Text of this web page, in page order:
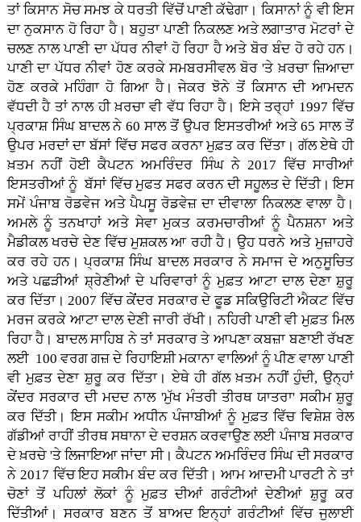
ਤਾਂ ਕਿਸਾਨ ਸੋਚ ਸਮਝ ਕੇ ਧਰਤੀ ਵਿੱਚੋਂ ਪਾਣੀ ਕੱਢੇਗਾ। ਕਿਸਾਨਾਂ ਨੂੰ ਵੀ ਇਸ
ਦਾ ਨੁਕਸਾਨ ਹੋ ਰਿਹਾ ਹੈ। ਬਹੁਤਾ ਪਾਣੀ ਨਿਕਲਣ ਅਤੇ ਲਗਾਤਾਰ ਮੋਟਰਾਂ ਦੇ
ਚਲਣ ਨਾਲ ਪਾਣੀ ਦਾ ਪੱਧਰ ਨੀਵਾਂ ਹੋ ਰਿਹਾ ਹੈ ਅਤੇ ਬੋਰ ਬੰਦ ਹੋ ਰਹੇ ਹਨ।
ਪਾਣੀ ਦਾ ਪੱਧਰ ਨੀਵਾਂ ਹੋਣ ਕਰਕੇ ਸਮਬਰਸੀਵਲ ਬੋਰ 'ਤੇ ਖ਼ਰਚਾ ਜ਼ਿਆਦਾ
ਹੋਣ ਕਰਕੇ ਮਹਿੰਗਾ ਹੋ ਗਿਆ ਹੈ। ਜੇਕਰ ਝੋਨੇ ਤੋਂ ਕਿਸਾਨ ਦੀ ਆਮਦਨ
ਵੱਧਦੀ ਹੈ ਤਾਂ ਨਾਲ ਹੀ ਖ਼ਰਚਾ ਵੀ ਵੱਧ ਰਿਹਾ ਹੈ। ਇਸੇ ਤਰ੍ਹਾਂ 1997 ਵਿੱਚ
ਪ੍ਰਕਾਸ਼ ਸਿੰਘ ਬਾਦਲ ਨੇ 60 ਸਾਲ ਤੋਂ ਉਪਰ ਇਸਤਰੀਆਂ ਅਤੇ 65 ਸਾਲ ਤੋਂ
ਉਪਰ ਮਰਦਾਂ ਦਾ ਬੱਸਾਂ ਵਿੱਚ ਸਫਰ ਕਰਨਾ ਮੁਫ਼ਤ ਕਰ ਦਿੱਤਾ। ਗੱਲ ਏਥੇ ਹੀ
ਖ਼ਤਮ ਨਹੀਂ ਹੋਈ ਕੈਪਟਨ ਅਮਰਿੰਦਰ ਸਿੰਘ ਨੇ 2017 ਵਿੱਚ ਸਾਰੀਆਂ
ਇਸਤਰੀਆਂ ਨੂੰ ਬੱਸਾਂ ਵਿੱਚ ਮੁਫਤ ਸਫਰ ਕਰਨ ਦੀ ਸਹੂਲਤ ਦੇ ਦਿੱਤੀ। ਇਸ
ਸਮੇਂ ਪੰਜਾਬ ਰੋਡਵੇਜ ਅਤੇ ਪੈਪਸੂ ਰੋਡਵੇਜ਼ ਦਾ ਦੀਵਾਲਾ ਨਿਕਲਣ ਵਾਲਾ ਹੈ।
ਅਮਲੇ ਨੂੰ ਤਨਖਾਹਾਂ ਅਤੇ ਸੇਵਾ ਮੁਕਤ ਕਰਮਚਾਰੀਆਂ ਨੂੰ ਪੈਨਸ਼ਨਾ ਅਤੇ
ਮੈਡੀਕਲ ਖਰਚੇ ਦੇਣ ਵਿੱਚ ਮੁਸ਼ਕਲ ਆ ਰਹੀ ਹੈ। ਉਹ ਧਰਨੇ ਅਤੇ ਮੁਜ਼ਾਹਰੇ
ਕਰ ਰਹੇ ਹਨ। ਪ੍ਰਕਾਸ਼ ਸਿੰਘ ਬਾਦਲ ਸਰਕਾਰ ਨੇ ਸਮਾਜ ਦੇ ਅਨੁਸੂਚਿਤ
ਅਤੇ ਪਛੜੀਆਂ ਸ਼੍ਰੇਣੀਆਂ ਦੇ ਪਰਿਵਾਰਾਂ ਨੂੰ ਮੁਫ਼ਤ ਆਟਾ ਦਾਲ ਦੇਣਾ ਸ਼ੁਰੂ
ਕਰ ਦਿੱਤਾ। 2007 ਵਿੱਚ ਕੇਂਂਦਰ ਸਰਕਾਰ ਦੇ ਫੂਡ ਸਕਿਉਰਿਟੀ ਐਕਟ ਵਿੱਚ
ਮਰਜ ਕਰਕੇ ਆਟਾ ਦਾਲ ਦੇਣੀ ਜਾਰੀ ਰੱਖੀ। ਨਹਿਰੀ ਪਾਣੀ ਵੀ ਮੁਫ਼ਤ ਮਿਲ
ਰਿਹਾ ਹੈ। ਬਾਦਲ ਸਾਹਿਬ ਨੇ ਤਾਂ ਸਰਕਾਰ ਤੇ ਆਪਣਾ ਕਬਜ਼ਾ ਬਣਾਈ ਰੱਖਣ
ਲਈ 100 ਵਰਗ ਗਜ਼ ਦੇ ਰਿਹਾਇਸ਼ੀ ਮਕਾਨਾ ਵਾਲਿਆਂ ਨੂੰ ਪੀਣ ਵਾਲਾ ਪਾਣੀ
ਵੀ ਮੁਫ਼ਤ ਦੇਣਾ ਸ਼ੁਰੂ ਕਰ ਦਿੱਤਾ। ਏਥੇ ਹੀ ਗੱਲ ਖ਼ਤਮ ਨਹੀਂ ਹੁੰਦੀ, ਉਨ੍ਹਾਂ
ਕੇਂਦਰ ਸਰਕਾਰ ਦੀ ਮਦਦ ਨਾਲ 'ਮੁੱਖ ਮੰਤਰੀ ਤੀਰਥ ਯਾਤਰਾ' ਸਕੀਮ ਸ਼ੁਰੂ
ਕਰ ਦਿੱਤੀ। ਇਸ ਸਕੀਮ ਅਧੀਨ ਪੰਜਾਬੀਆਂ ਨੂੰ ਮੁਫ਼ਤ ਵਿੱਚ ਵਿਸ਼ੇਸ਼ ਰੇਲ
ਗੱਡੀਆਂ ਰਾਹੀਂ ਤੀਰਥ ਸਥਾਨਾ ਦੇ ਦਰਸ਼ਨ ਕਰਵਾਉਣ ਲਈ ਪੰਜਾਬ ਸਰਕਾਰ
ਦੇ ਖ਼ਰਚੇ 'ਤੇ ਲਿਜਾਇਆ ਜਾਂਦਾ ਸੀ। ਕੈਪਟਨ ਅਮਰਿੰਦਰ ਸਿੰਘ ਦੀ ਸਰਕਾਰ
ਨੇ 2017 ਵਿੱਚ ਇਹ ਸਕੀਮ ਬੰਦ ਕਰ ਦਿੱਤੀ। ਆਮ ਆਦਮੀ ਪਾਰਟੀ ਨੇ ਤਾਂ
ਚੋਣਾਂ ਤੋਂ ਪਹਿਲਾਂ ਲੋਕਾਂ ਨੂੰ ਮੁਫ਼ਤ ਦੀਆਂ ਗਰੰਟੀਆਂ ਦੇਣੀਆਂ ਸ਼ੁਰੂ ਕਰ
ਦਿੱਤੀਆਂ। ਸਰਕਾਰ ਬਣਨ ਤੋਂ ਬਾਅਦ ਇਨ੍ਹਾਂ ਗਰੰਟੀਆਂ ਵਿੱਚ ਜੁਲਾਈ